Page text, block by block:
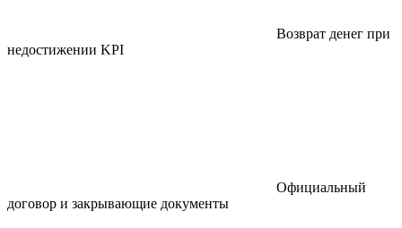
Возврат денег при
недостижении KPI
Официальный
договор и закрывающие документы